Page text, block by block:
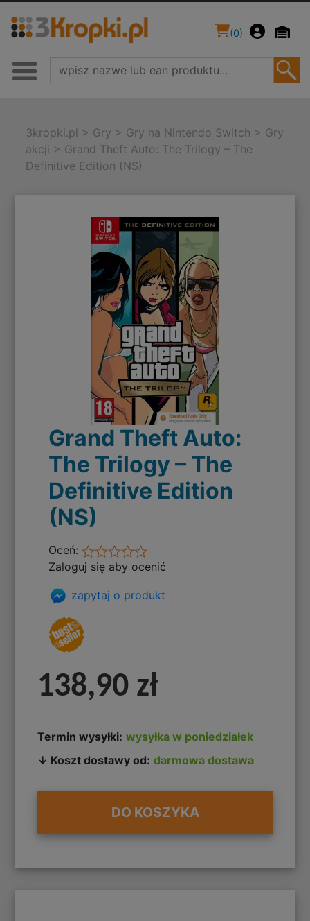
(0)
3kropki.pl > Gry > Gry na Nintendo Switch > Gry
akcji > Grand Theft Auto: The Trilogy – The
Definitive Edition (NS)
Grand Theft Auto:
The Trilogy – The
Definitive Edition
(NS)
Oceń:
Zaloguj się aby ocenić
zapytaj o produkt
138,90 zł
Termin wysyłki: wysyłka w poniedziałek
↓ Koszt dostawy od: darmowa dostawa
DO KOSZYKA